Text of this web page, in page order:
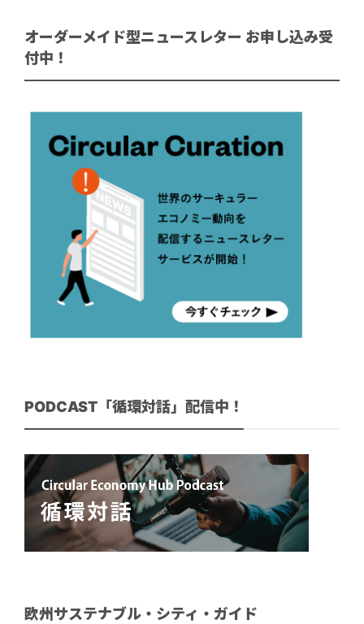
オーダーメイド型ニュースレター お申し込み受
付中！
PODCAST「循環対話」配信中！
欧州サステナブル・シティ・ガイド